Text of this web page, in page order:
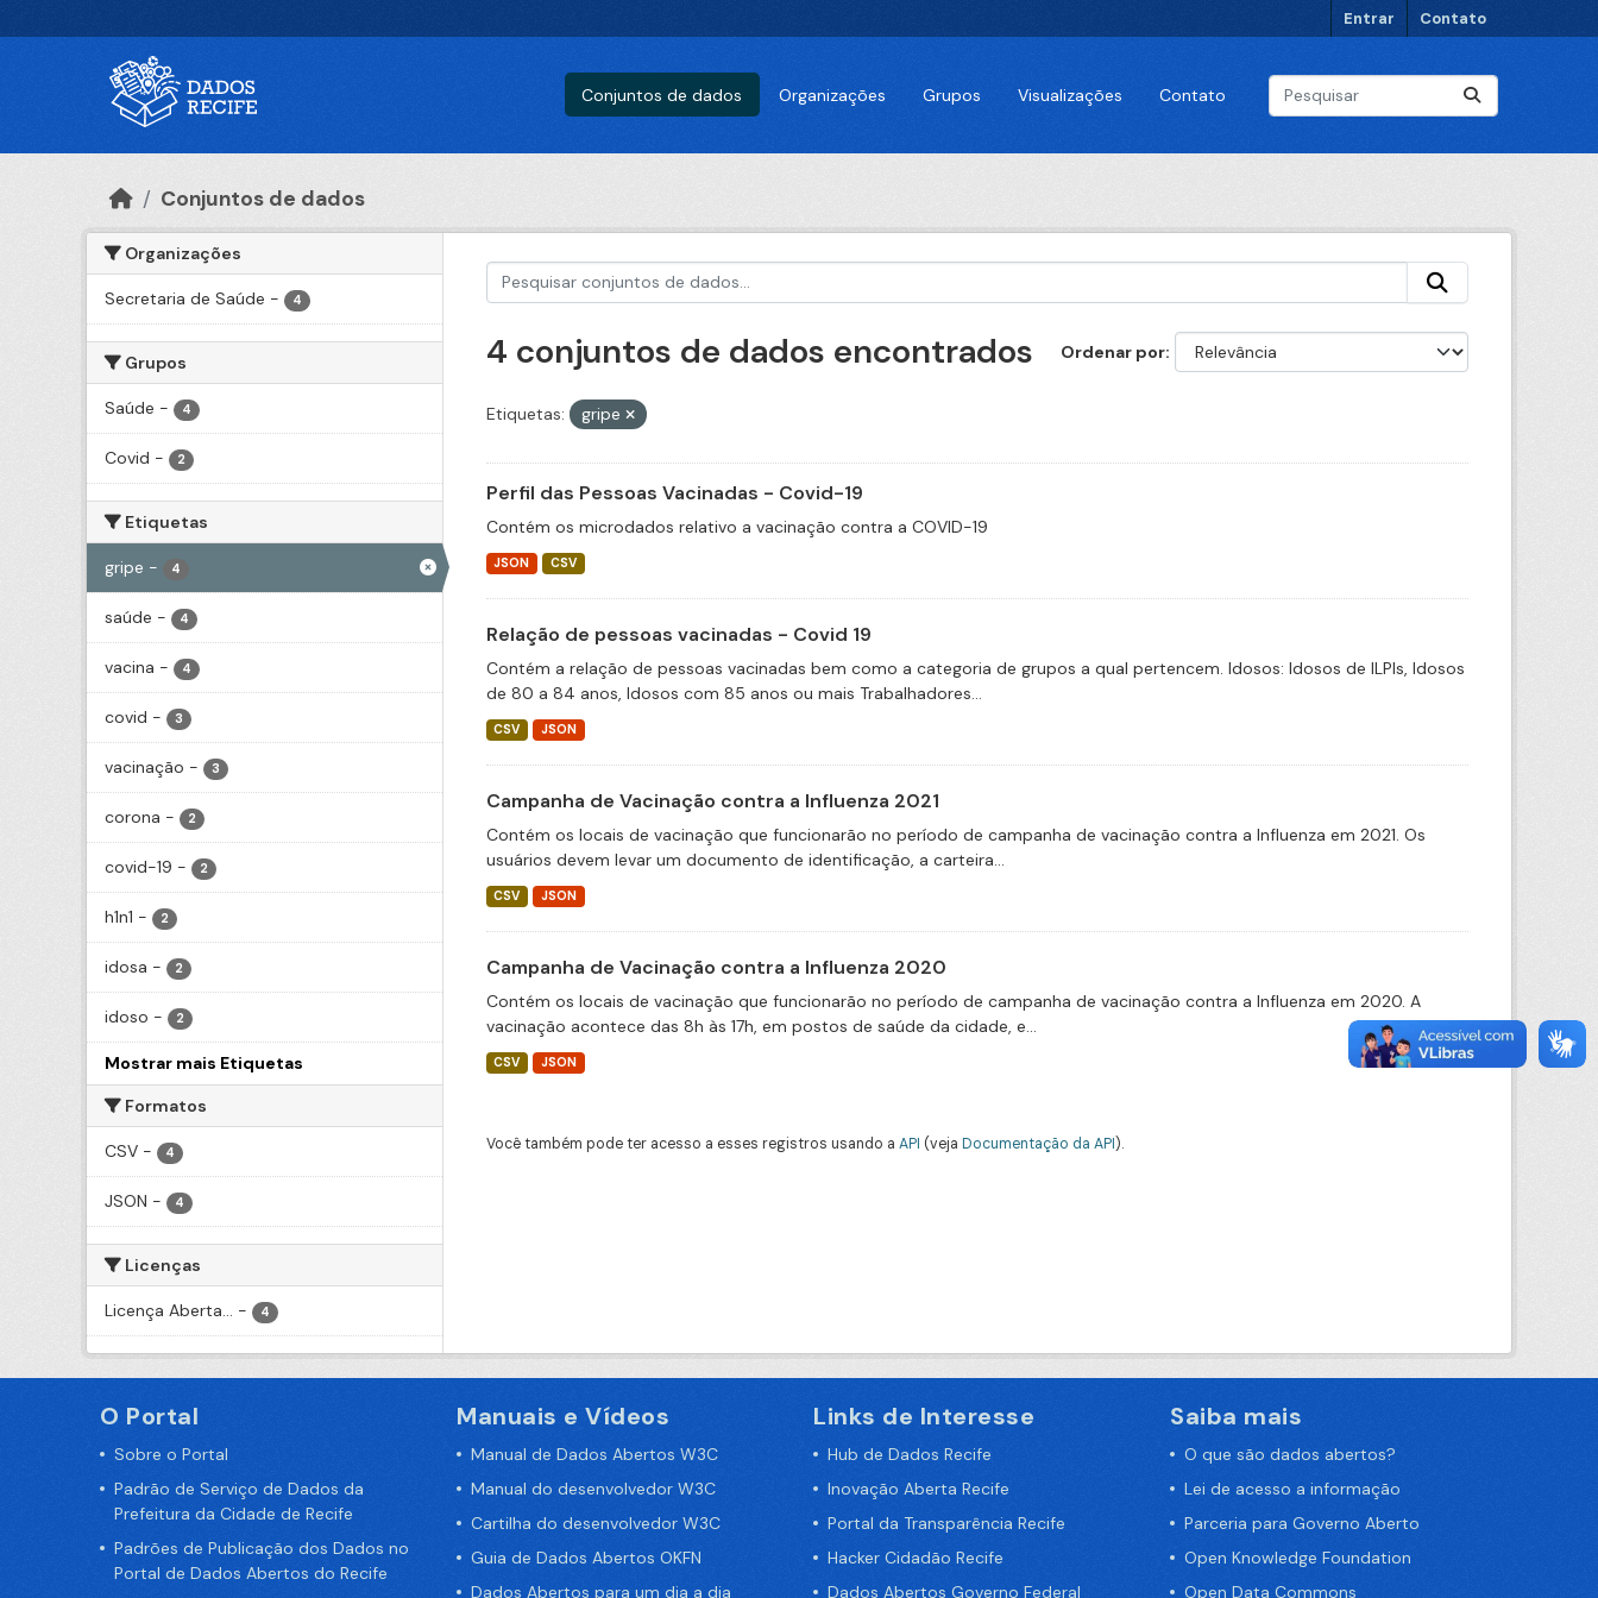
Entrar Contato
Conjuntos de dados Organizações Grupos Visualizações Contato
Conjuntos de dados
Organizações
Secretaria de Saúde - 4
Grupos
Saúde - 4
Covid - 2
Etiquetas
gripe - 4
saúde - 4
vacina - 4
covid - 3
vacinação - 3
corona - 2
covid-19 - 2
h1n1 - 2
idosa - 2
idoso - 2
Mostrar mais Etiquetas
Formatos
CSV - 4
JSON - 4
Licenças
Licença Aberta... - 4
Ordenar por
4 conjuntos de dados encontrados
Etiquetas: gripe
Perfil das Pessoas Vacinadas - Covid-19
Contém os microdados relativo a vacinação contra a COVID-19
JSON CSV
Relação de pessoas vacinadas - Covid 19
Contém a relação de pessoas vacinadas bem como a categoria de grupos a qual pertencem. Idosos: Idosos de ILPIs, Idosos
de 80 a 84 anos, Idosos com 85 anos ou mais Trabalhadores...
CSV JSON
Campanha de Vacinação contra a Influenza 2021
Contém os locais de vacinação que funcionarão no período de campanha de vacinação contra a Influenza em 2021. Os
usuários devem levar um documento de identificação, a carteira...
CSV JSON
Campanha de Vacinação contra a Influenza 2020
Contém os locais de vacinação que funcionarão no período de campanha de vacinação contra a Influenza em 2020. A
vacinação acontece das 8h às 17h, em postos de saúde da cidade, e...
CSV JSON
Você também pode ter acesso a esses registros usando a API (veja Documentação da API).
O Portal
Sobre o Portal
Padrão de Serviço de Dados da
Prefeitura da Cidade de Recife
Padrões de Publicação dos Dados no
Portal de Dados Abertos do Recife
Manuais e Vídeos
Manual de Dados Abertos W3C
Manual do desenvolvedor W3C
Cartilha do desenvolvedor W3C
Guia de Dados Abertos OKFN
Dados Abertos para um dia a dia
Links de Interesse
Hub de Dados Recife
Inovação Aberta Recife
Portal da Transparência Recife
Hacker Cidadão Recife
Dados Abertos Governo Federal
Saiba mais
O que são dados abertos?
Lei de acesso a informação
Parceria para Governo Aberto
Open Knowledge Foundation
Open Data Commons